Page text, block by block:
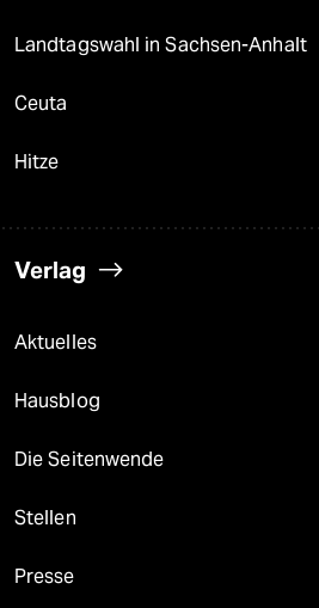
Landtagswahl in Sachsen-Anhalt
Ceuta
Hitze
Verlag
Aktuelles
Hausblog
Die Seitenwende
Stellen
Presse